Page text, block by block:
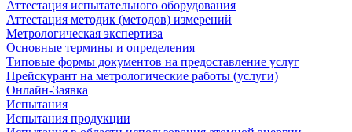
Аттестация испытательного оборудования
Аттестация методик (методов) измерений
Метрологическая экспертиза
Основные термины и определения
Типовые формы документов на предоставление услуг
Прейскурант на метрологические работы (услуги)
Онлайн-Заявка
Испытания
Испытания продукции